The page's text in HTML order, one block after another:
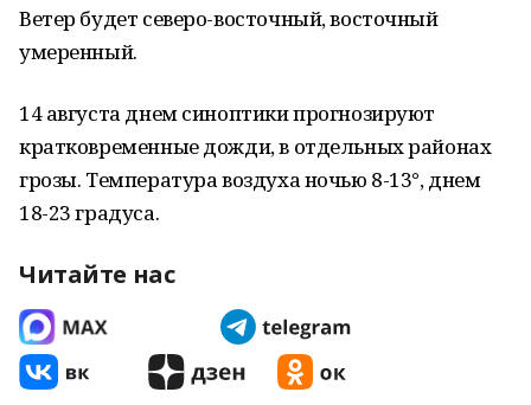
Ветер будет северо-восточный, восточный
умеренный.
14 августа днем синоптики прогнозируют
кратковременные дожди, в отдельных районах
грозы. Температура воздуха ночью 8-13°, днем
18-23 градуса.
Читайте нас